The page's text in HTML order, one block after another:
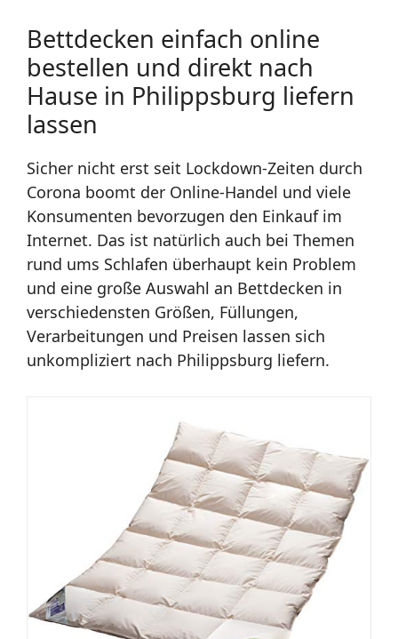
Bettdecken einfach online
bestellen und direkt nach
Hause in Philippsburg liefern
lassen
Sicher nicht erst seit Lockdown-Zeiten durch
Corona boomt der Online-Handel und viele
Konsumenten bevorzugen den Einkauf im
Internet. Das ist natürlich auch bei Themen
rund ums Schlafen überhaupt kein Problem
und eine große Auswahl an Bettdecken in
verschiedensten Größen, Füllungen,
Verarbeitungen und Preisen lassen sich
unkompliziert nach Philippsburg liefern.